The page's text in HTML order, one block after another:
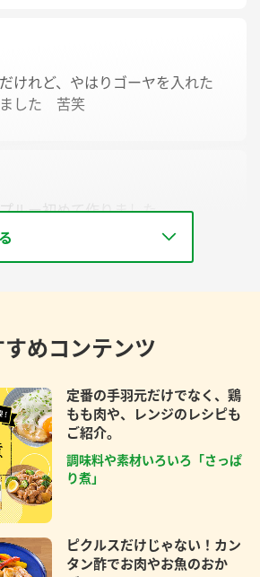
けれど、やはりゴーヤを入れた
ました 苦笑
ルー初めて作りました。
すめコンテンツ
定番の手羽元だけでなく、鶏
もも肉や、レンジのレシピも
ご紹介。
調味料や素材いろいろ「さっぱ
り煮」
ピクルスだけじゃない！カン
タン酢でお肉やお魚のおか